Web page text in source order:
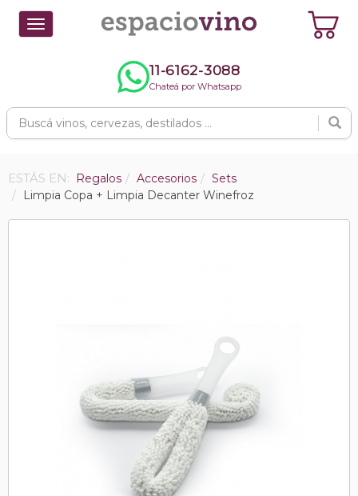
Toggle
navigation
11-6162-3088
Chateá por Whatsapp
ESTÁS EN: Regalos Accesorios
Sets
Limpia Copa + Limpia Decanter Winefroz